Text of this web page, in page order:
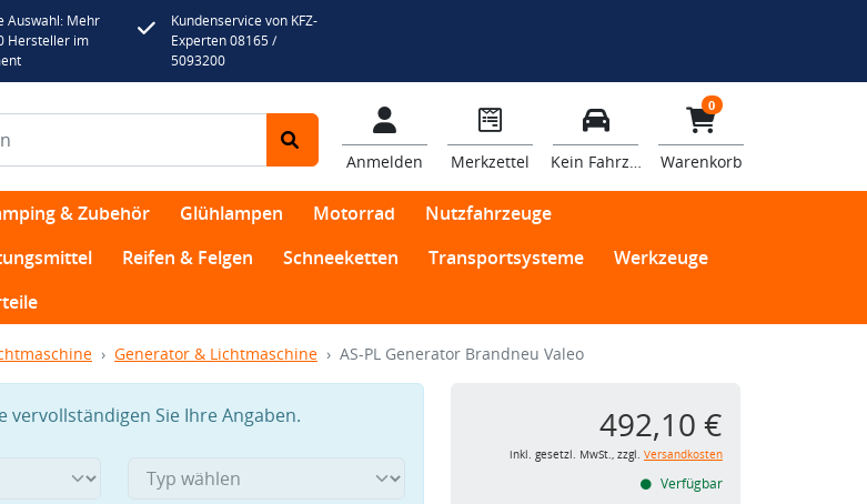
Auswahl: Mehr
Hersteller im
Kundenservice von KFZ-
Experten 08165 /
5093200
Anmelden Merkzettel Kein Fahrzeug
0
Warenkorb
& Zubehör Glühlampen Motorrad
Nutzfahrzeuge
Reifen & Felgen Schneeketten Transportsysteme
Werkzeuge
Generator & Lichtmaschine AS-PL Generator Brandneu Valeo
vervollständigen Sie Ihre Angaben. 492,10 €
inkl. gesetzl. MwSt., zzgl. Versandkosten
Verfügbar